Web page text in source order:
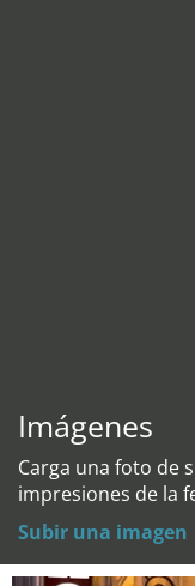
Imágenes
Carga una foto de
impresiones de la
Subir una imagen